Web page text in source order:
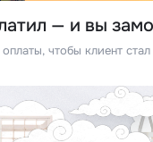
— и вы
чтобы клиент